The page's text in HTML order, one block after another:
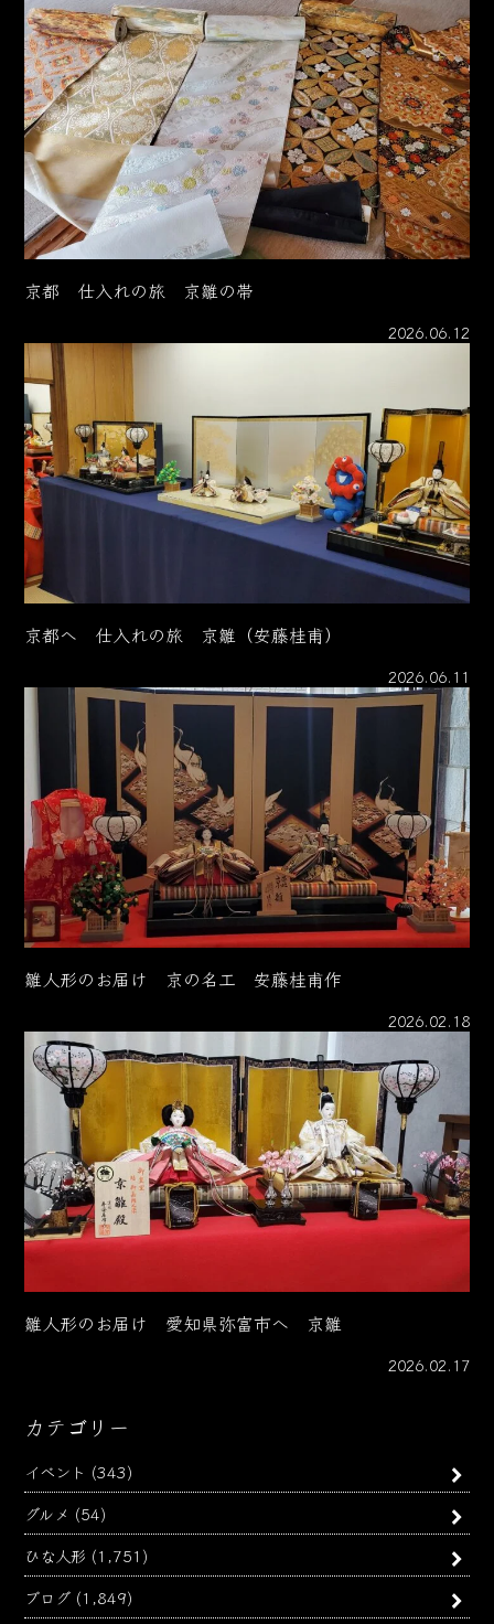
京都 仕入れの旅 京雛の帯
2026.06.12
京都へ 仕入れの旅 京雛（安藤桂甫）
2026.06.11
雛人形のお届け 京の名工 安藤桂甫作
2026.02.18
雛人形のお届け 愛知県弥富市へ 京雛
2026.02.17
カテゴリー
イベント (343)
グルメ (54)
ひな人形 (1,751)
ブログ (1,849)